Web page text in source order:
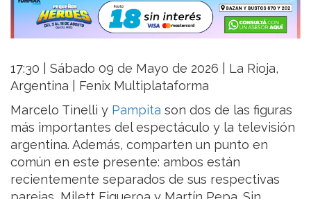
17:30 | Sábado 09 de Mayo de 2026 | La Rioja,
Argentina | Fenix Multiplataforma
Marcelo Tinelli y Pampita son dos de las figuras
más importantes del espectáculo y la televisión
argentina. Además, comparten un punto en
común en este presente: ambos están
recientemente separados de sus respectivas